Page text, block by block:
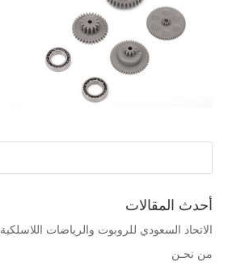
أحدث المقالات
الاتحاد السعودي للروبوت والرياضات اللاسلكية
من نحـن